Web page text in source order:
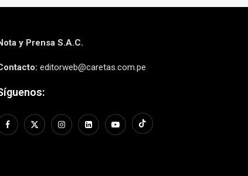
y Prensa S.A.C.
editorweb@caretas.com.pe